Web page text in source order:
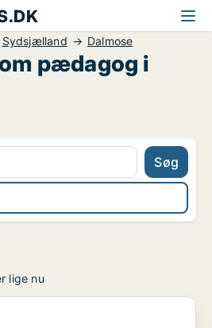
Sydsjælland Dalmose
pædagog i
Søg
lige nu
pædagog / pædagogmedhjælper /